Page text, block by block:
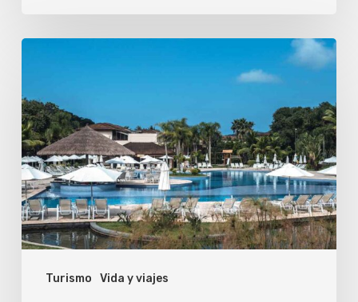
Turismo Vida y viajes
pena
reservar
un
resort
con
todo
incluido